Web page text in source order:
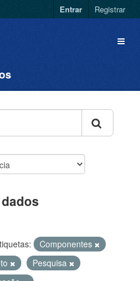
Entrar Registrar
Componentes
Pesquisa